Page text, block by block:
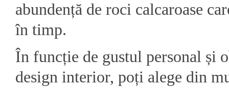
abundență de roci calcaroase
în timp.
În funcție de gustul personal și
design interior, poți alege din